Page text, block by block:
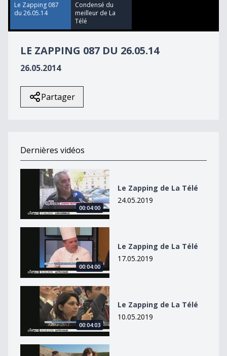
40
seconds
Le Zapping 087
du 26.05.14
Condensé du
meilleur de La
Télé
LE ZAPPING 087 DU 26.05.14
26.05.2014
Partager
Dernières vidéos
Le Zapping de La Télé
00:04:00
Le Zapping de La Télé
24.05.2019
Le Zapping de La Télé
00:04:00
Le Zapping de La Télé
17.05.2019
Le Zapping de La Télé
00:04:03
Le Zapping de La Télé
10.05.2019
Le Zapping de La Télé